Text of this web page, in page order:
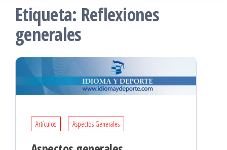
Etiqueta: Reflexiones
generales
Artículos Aspectos Generales